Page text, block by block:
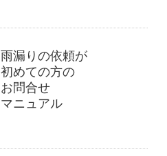
雨漏りの依頼が
初めての方の
お問合せ
マニュアル